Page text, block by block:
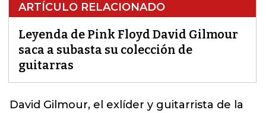
ARTÍCULO RELACIONADO
Leyenda de Pink Floyd David Gilmour
saca a subasta su colección de
guitarras
David Gilmour, el exlíder y guitarrista de la